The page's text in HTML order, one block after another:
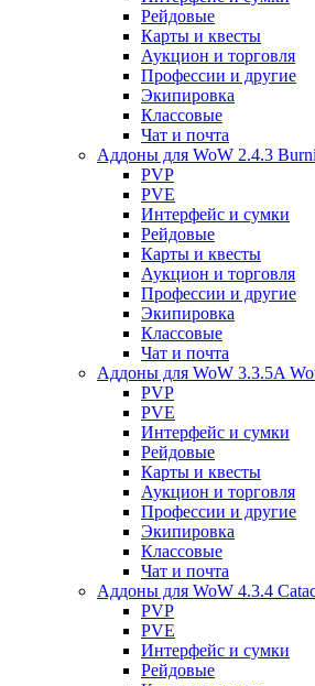
Рейдовые
Карты и квесты
Аукцион и торговля
Профессии и другие
Экипировка
Классовые
Чат и почта
Аддоны для WoW 2.4.3
PVP
PVE
Интерфейс и сумки
Рейдовые
Карты и квесты
Аукцион и торговля
Профессии и другие
Экипировка
Классовые
Чат и почта
Аддоны для WoW 3.3.5A
PVP
PVE
Интерфейс и сумки
Рейдовые
Карты и квесты
Аукцион и торговля
Профессии и другие
Экипировка
Классовые
Чат и почта
Аддоны для WoW 4.3.4
PVP
PVE
Интерфейс и сумки
Рейдовые